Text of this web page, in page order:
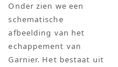
Onder zien we een
schematische
afbeelding van het
echappement van
Garnier. Het bestaat uit